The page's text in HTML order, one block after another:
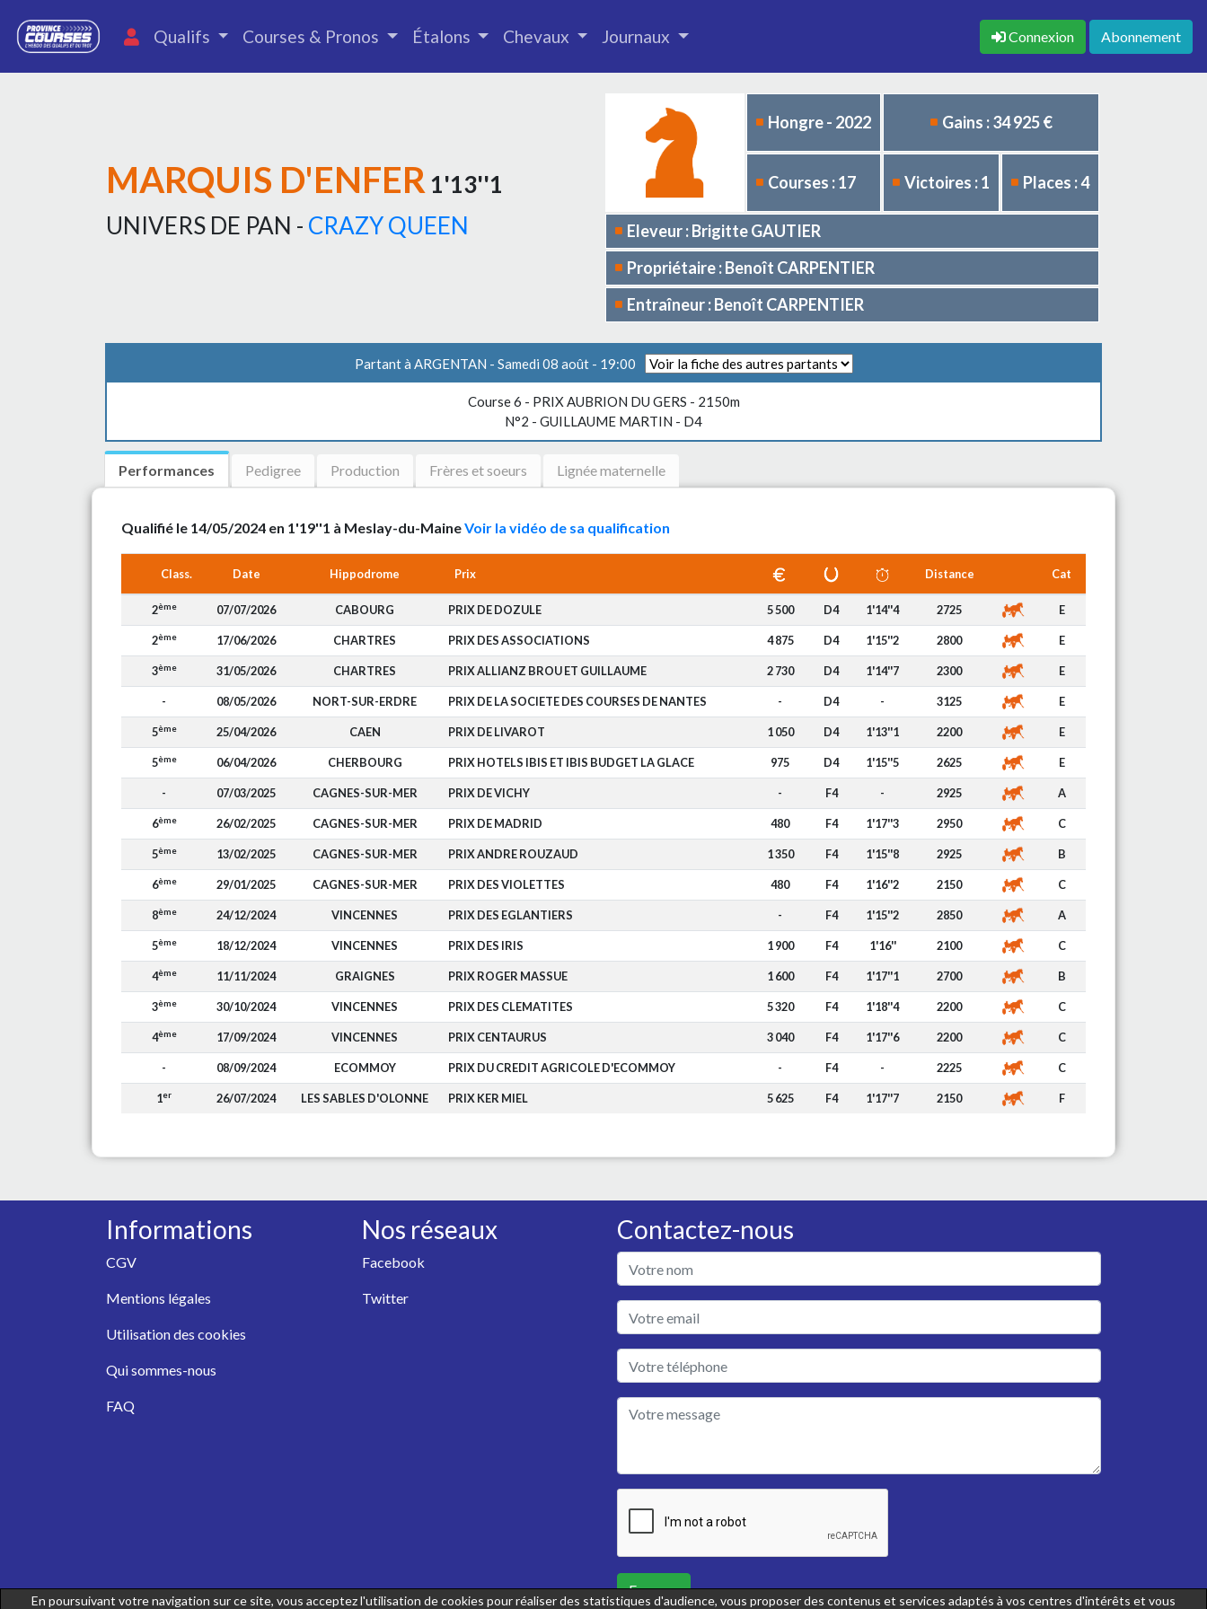
Qualifs Courses & Pronos Étalons Chevaux Journaux Connexion Abonnement
MARQUIS D'ENFER 1'13''1
UNIVERS DE PAN - CRAZY QUEEN
Hongre - 2022 Gains : 34 925 €
Courses : 17 Victoires : 1 Places : 4
Eleveur : Brigitte GAUTIER
Propriétaire : Benoît CARPENTIER
Entraîneur : Benoît CARPENTIER
Partant à ARGENTAN - Samedi 08 août - 19:00
Course 6 - PRIX AUBRION DU GERS - 2150m
N°2 - GUILLAUME MARTIN - D4
Performances Pedigree Production Frères et soeurs Lignée maternelle
Qualifié le 14/05/2024 en 1'19''1 à Meslay-du-MaineVoir la vidéo de sa qualification
Class. Date Hippodrome Prix Distance Cat
2ème 07/07/2026 CABOURG PRIX DE DOZULE 5 500 D4 1'14''4 2725 E
2ème 17/06/2026 CHARTRES PRIX DES ASSOCIATIONS 4 875 D4 1'15''2 2800 E
3ème 31/05/2026 CHARTRES PRIX ALLIANZ BROU ET GUILLAUME 2 730 D4 1'14''7 2300 E
- 08/05/2026 NORT-SUR-ERDRE PRIX DE LA SOCIETE DES COURSES DE NANTES - D4 - 3125 E
5ème 25/04/2026 CAEN PRIX DE LIVAROT 1 050 D4 1'13''1 2200 E
5ème 06/04/2026 CHERBOURG PRIX HOTELS IBIS ET IBIS BUDGET LA GLACE 975 D4 1'15''5 2625 E
- 07/03/2025 CAGNES-SUR-MER PRIX DE VICHY - F4 - 2925 A
6ème 26/02/2025 CAGNES-SUR-MER PRIX DE MADRID 480 F4 1'17''3 2950 C
5ème 13/02/2025 CAGNES-SUR-MER PRIX ANDRE ROUZAUD 1 350 F4 1'15''8 2925 B
6ème 29/01/2025 CAGNES-SUR-MER PRIX DES VIOLETTES 480 F4 1'16''2 2150 C
8ème 24/12/2024 VINCENNES PRIX DES EGLANTIERS - F4 1'15''2 2850 A
5ème 18/12/2024 VINCENNES PRIX DES IRIS 1 900 F4 1'16'' 2100 C
4ème 11/11/2024 GRAIGNES PRIX ROGER MASSUE 1 600 F4 1'17''1 2700 B
3ème 30/10/2024 VINCENNES PRIX DES CLEMATITES 5 320 F4 1'18''4 2200 C
4ème 17/09/2024 VINCENNES PRIX CENTAURUS 3 040 F4 1'17''6 2200 C
- 08/09/2024 ECOMMOY PRIX DU CREDIT AGRICOLE D'ECOMMOY - F4 - 2225 C
1er 26/07/2024 LES SABLES D'OLONNE PRIX KER MIEL 5 625 F4 1'17''7 2150 F
Informations
CGV
Mentions légales
Utilisation des cookies
Qui sommes-nous
FAQ
Nos réseaux
Facebook
Twitter
Contactez-nous
Envoyer
En poursuivant votre navigation sur ce site, vous acceptez l'utilisation de cookies pour réaliser des statistiques d'audience, vous proposer des contenus et services adaptés à vos centres d'intérêts et vous